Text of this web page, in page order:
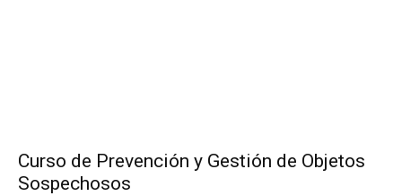
Curso de Prevención y Gestión de Objetos
Sospechosos